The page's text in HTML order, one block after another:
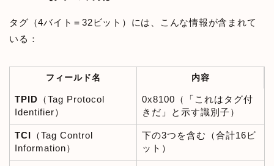
タグ（4バイト＝32ビット）には、こんな情報が含まれて
いる：
フィールド名 内容
TPID （Tag Protocol
Identifier）
0x8100（「これはタグ付
きだ」と示す識別子）
TCI （Tag Control
Information）
下の3つを含む（合計16ビ
ット）